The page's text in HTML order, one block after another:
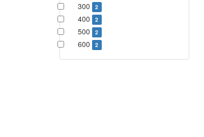
300 2
400 2
500 2
600 2